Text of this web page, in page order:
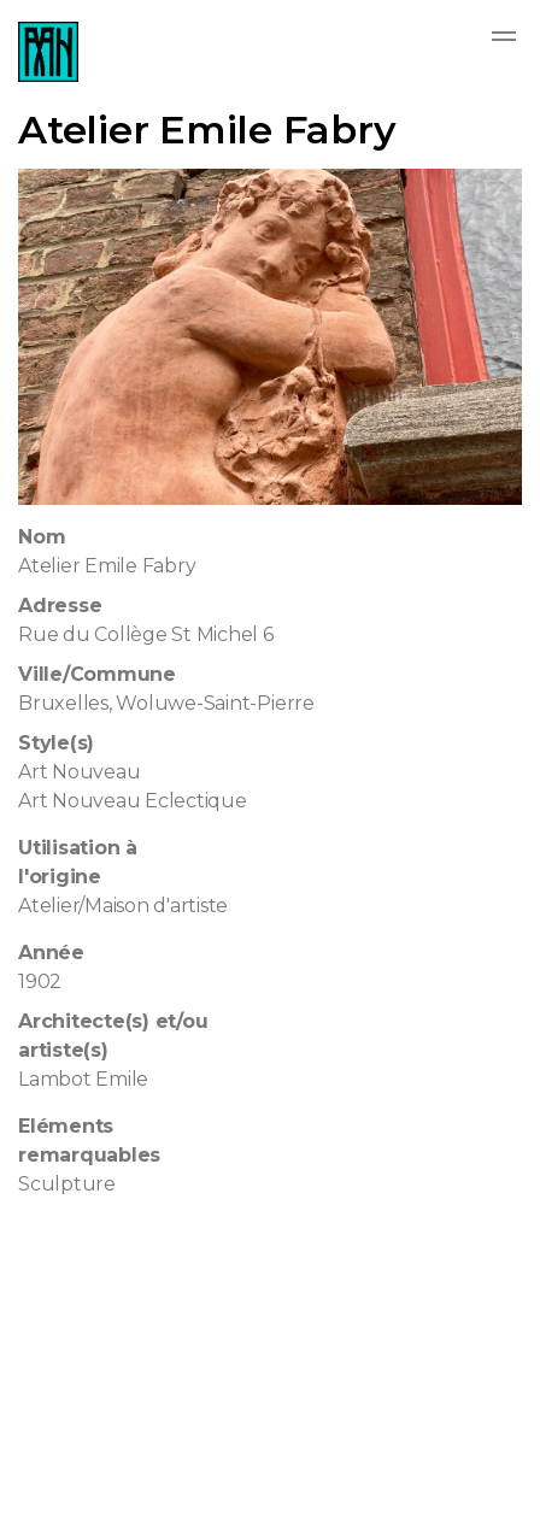
Atelier Emile Fabry
Nom
Atelier Emile Fabry
Adresse
Rue du Collège St Michel 6
Ville/Commune
Bruxelles, Woluwe-Saint-Pierre
Style(s)
Art Nouveau
Art Nouveau Eclectique
Utilisation à
l'origine
Atelier/Maison d'artiste
Année
1902
Architecte(s) et/ou
artiste(s)
Lambot Emile
Eléments
remarquables
Sculpture